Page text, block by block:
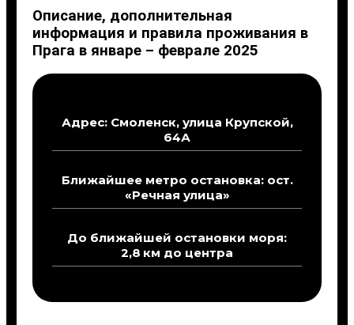
Описание, дополнительная
информация и правила проживания в
Прага в январе – феврале 2025
Адрес: Смоленск, улица Крупской,
64А
Ближайшее метро остановка: ост.
«Речная улица»
До ближайшей остановки моря:
2,8 км до центра